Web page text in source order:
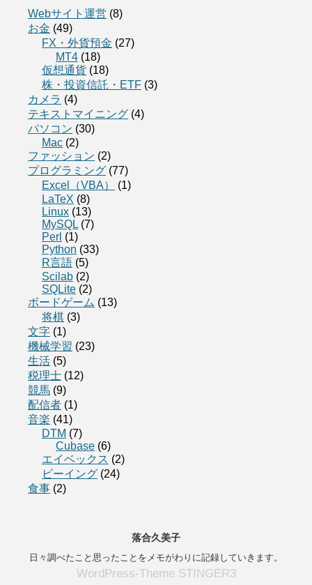
Webサイト運営 (8)
お金 (49)
FX・外貨預金 (27)
MT4 (18)
仮想通貨 (18)
株・投資信託・ETF (3)
カメラ (4)
テキストマイニング (4)
パソコン (30)
Mac (2)
ファッション (2)
プログラミング (77)
Excel（VBA）
(1)
LaTeX (8)
Linux (13)
MySQL (7)
Perl (1)
Python (33)
R言語 (5)
Scilab (2)
SQLite (2)
ボードゲーム (13)
将棋 (3)
文字 (1)
機械学習 (23)
生活 (5)
税理士 (12)
競馬 (9)
配信者 (1)
音楽 (41)
DTM (7)
Cubase (6)
エイベックス (2)
ビーイング (24)
食事 (2)
落合久美子
日々調べたこと思ったことをメモがわりに記録していきます。
WordPress-Theme STINGER3